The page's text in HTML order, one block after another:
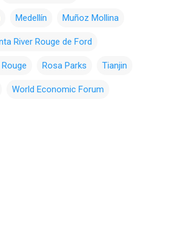
Medellín Muñoz Mollina
River Rouge de Ford
Rosa Parks Tianjin
World Economic Forum